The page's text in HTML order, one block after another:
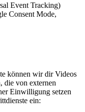
Event Tracking)
Consent Mode,
können wir dir Videos
die von externen
Einwilligung setzen
ein: